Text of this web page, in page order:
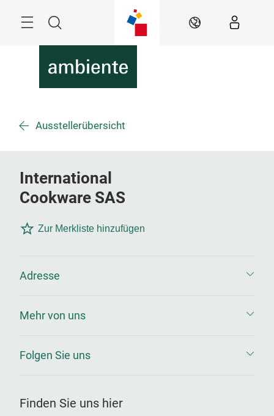
Suche DE
Ausstellerübersicht
International
Cookware SAS
Zur Merkliste hinzufügen
Adresse
Mehr von uns
Folgen Sie uns
Finden Sie uns hier